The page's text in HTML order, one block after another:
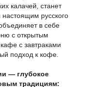
— глубокое
традициям:
калачей, станет
русского
в себе
с открытым
с завтраками
подход к кофе.